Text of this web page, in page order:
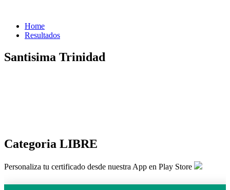
Home
Resultados
Santisima Trinidad
Categoria LIBRE
Personaliza tu certificado desde nuestra App en Play Store